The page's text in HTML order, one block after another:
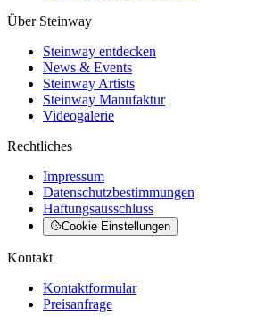
Über Steinway
Steinway entdecken
News & Events
Steinway Artists
Steinway Manufaktur
Videogalerie
Rechtliches
Impressum
Datenschutzbestimmungen
Haftungsausschluss
Cookie Einstellungen
Kontakt
Kontaktformular
Preisanfrage